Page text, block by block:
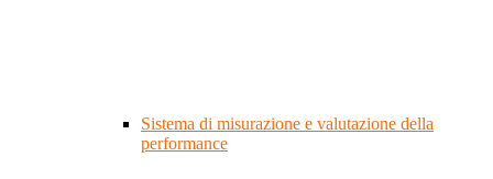
Sistema di misurazione e valutazione della
performance